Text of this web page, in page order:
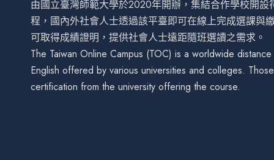
由國立臺灣師範大學於2020年開辦，集結合作學校開
程，國內外社會人士透過該平臺即可在線上完成選課與
可取得成績證明，提供社會人士遠距隨班選讀之需求。
The Taiwan Online Campus (TOC) is a worldwide
English offered by various universities and colleges.
certification from the university offering the course.